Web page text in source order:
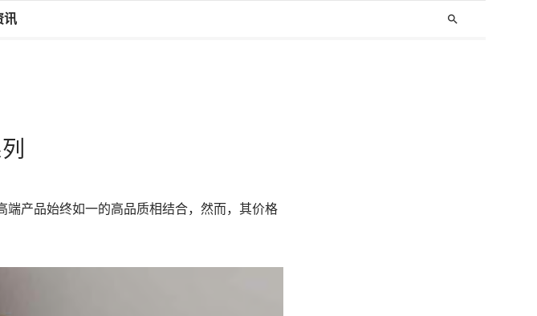
讯 search
端产品始终如一的高品质相结合，然而，其价格